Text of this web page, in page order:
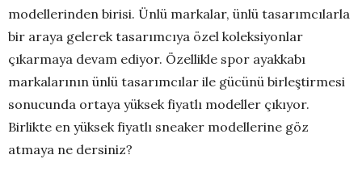
modellerinden birisi. Ünlü markalar, ünlü tasarımcılarla
bir araya gelerek tasarımcıya özel koleksiyonlar
çıkarmaya devam ediyor. Özellikle spor ayakkabı
markalarının ünlü tasarımcılar ile gücünü birleştirmesi
sonucunda ortaya yüksek fiyatlı modeller çıkıyor.
Birlikte en yüksek fiyatlı sneaker modellerine göz
atmaya ne dersiniz?